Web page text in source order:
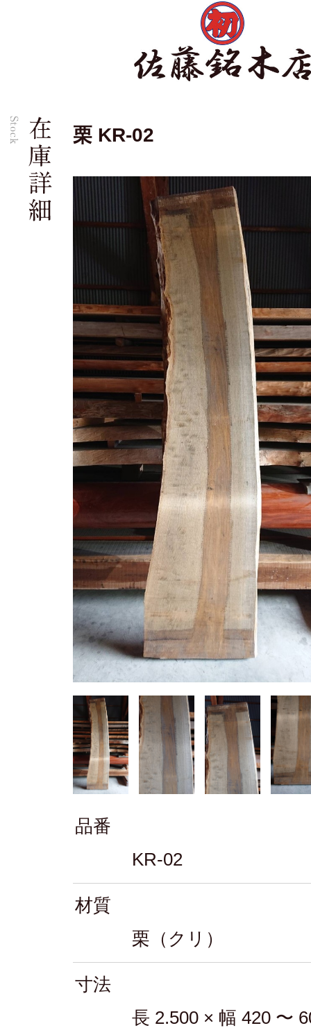
栗 KR-02
品番
KR-02
材質
栗（クリ）
寸法
長 2.500 × 幅 420 〜